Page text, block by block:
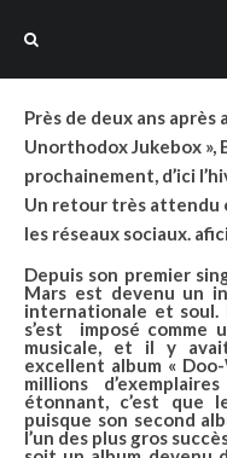
Près de deux ans
Unorthodox Jukebox »,
prochainement, d’ici
Un retour très attendu
les réseaux sociaux.
Depuis son premier
Mars est devenu un
internationale et soul.
s’est imposé comme
musicale, et il y
excellent album «
millions
étonnant, c’est que
puisque son second
l’un des plus gros